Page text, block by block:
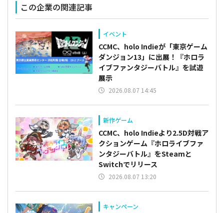
この企業の関連記事
イベント
CCMC、holo Indieが「東京ゲーム
ダンジョン13」に出展！『ホロラ
イブファンタジーバトル』を試遊
展示
2026.08.07 14:45
新作ゲーム
CCMC、holo Indieより2.5D対戦ア
クションゲーム『ホロライブファ
ンタジーバトル』をSteamと
Switchでリリース
2026.08.07 13:20
キャンペーン